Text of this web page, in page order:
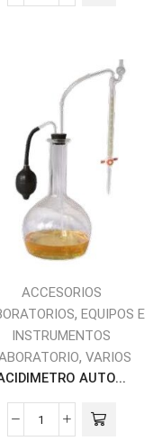
ACCESORIOS
, EQUIPOS E
INSTRUMENTOS
, VARIOS
AUTO...